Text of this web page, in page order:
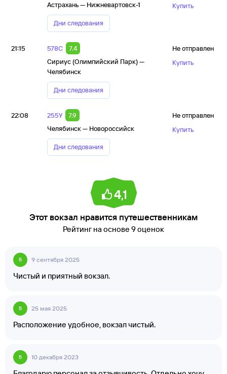
Астрахань — Нижневартовск-1
Дни следования
Купить
21:15 578С
7.4
Сириус (Олимпийский Парк) —
Челябинск
Дни следования
Не отправлен
Купить
22:08 255У
7.9
Челябинск — Новороссийск
Дни следования
Не отправлен
Купить
4,1
Этот вокзал нравится путешественникам
Рейтинг на основе 9 оценок
5 9 сентября 2025
Чистый и приятный вокзал.
5 25 мая 2025
Расположение удобное, вокзал чистый.
5 10 декабря 2023